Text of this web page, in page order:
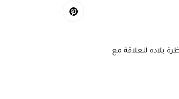
بلاده للعلاقة مع